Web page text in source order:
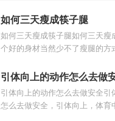
如何三天瘦成筷子腿
如何三天瘦成筷子腿如何三天瘦
个好的身材当然少不了瘦腿的方
好办法，下面介绍如...
引体向上的动作怎么去做
引体向上的动作怎么去做安全引
怎么去做安全，引体向上，体育